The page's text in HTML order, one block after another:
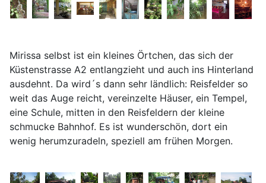
Mirissa selbst ist ein kleines Örtchen, das sich der
Küstenstrasse A2 entlangzieht und auch ins Hinterland
ausdehnt. Da wird´s dann sehr ländlich: Reisfelder so
weit das Auge reicht, vereinzelte Häuser, ein Tempel,
eine Schule, mitten in den Reisfeldern der kleine
schmucke Bahnhof. Es ist wunderschön, dort ein
wenig herumzuradeln, speziell am frühen Morgen.